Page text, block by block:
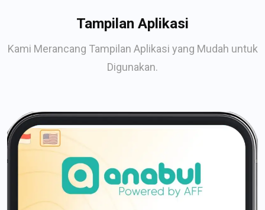
Tampilan Aplikasi
Kami Merancang Tampilan Aplikasi yang Mudah untuk
Digunakan.